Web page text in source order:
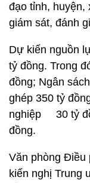
đạo tỉnh, huyện,
giám sát, đánh
Dự kiến nguồn
tỷ đồng. Trong
đồng; Ngân
ghép 350 tỷ
nghiệp 30 tỷ
đồng.
Văn phòng Điều
kiến nghị Trung